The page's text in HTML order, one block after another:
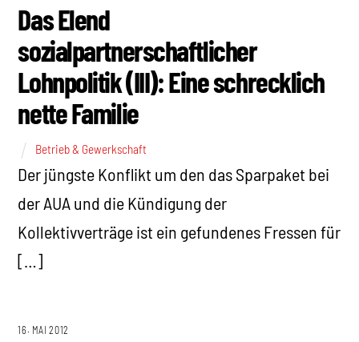
Das Elend
sozialpartnerschaftlicher
Lohnpolitik (III): Eine schrecklich
nette Familie
Betrieb & Gewerkschaft
Der jüngste Konflikt um den das Sparpaket bei
der AUA und die Kündigung der
Kollektivverträge ist ein gefundenes Fressen für
[…]
16. MAI 2012